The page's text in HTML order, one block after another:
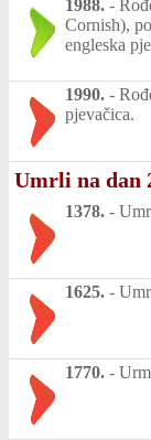
1988. -
Cornish),
engleska
1990. -
pjevačica.
Umrli na dan
1378. -
1625. -
1770. -